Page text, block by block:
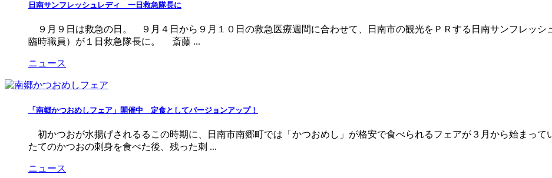
日南サンフレッシュレディ 一日救急隊長に
９月９日は救急の日。 ９月４日から９月１０日の救急医療週間に合わせて、日南市の観光をＰＲする日南サンフレッシ
臨時職員）が１日救急隊長に。 斎藤 ...
ニュース
「南郷かつおめしフェア」開催中 定食としてバージョンアップ！
初かつおが水揚げされるるこの時期に、日南市南郷町では「かつおめし」が格安で食べられるフェアが３月から始まっ
たてのかつおの刺身を食べた後、残った刺 ...
ニュース